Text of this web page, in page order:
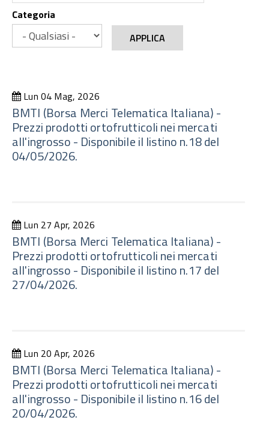
Categoria
APPLICA
Lun 04 Mag, 2026
BMTI (Borsa Merci Telematica Italiana) -
Prezzi prodotti ortofrutticoli nei mercati
all'ingrosso - Disponibile il listino n.18 del
04/05/2026.
Lun 27 Apr, 2026
BMTI (Borsa Merci Telematica Italiana) -
Prezzi prodotti ortofrutticoli nei mercati
all'ingrosso - Disponibile il listino n.17 del
27/04/2026.
Lun 20 Apr, 2026
BMTI (Borsa Merci Telematica Italiana) -
Prezzi prodotti ortofrutticoli nei mercati
all'ingrosso - Disponibile il listino n.16 del
20/04/2026.